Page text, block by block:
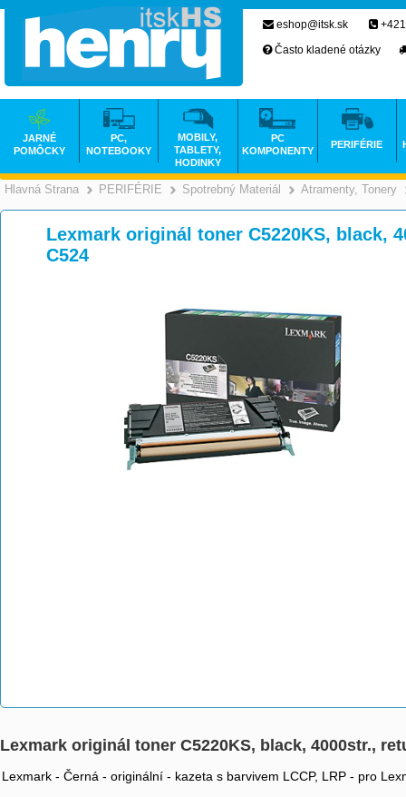
Hlavná Strana >
PERIFÉRIE >
Spotrebný Materiál >
Atramenty, Tonery
Lexmark originál toner C5220KS, black,
C524
Lexmark originál toner C5220KS, black, 4000str.,
Lexmark - Černá - originální - kazeta s barvivem LCCP, LRP - pro
eshop@itsk.sk
Často kladené otázky
JARNÉ
POMÔCKY
PC,
NOTEBOOKY
MOBILY,
TABLETY,
HODINKY
PC
KOMPONENTY
PERIFÉRIE